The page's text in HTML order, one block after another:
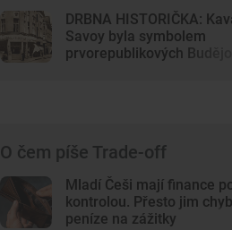
DRBNA HISTORIČKA:
Savoy byla symbolem
prvorepublikových
O čem píše Trade-off
Mladí Češi mají finance
kontrolou. Přesto jim
peníze na zážitky